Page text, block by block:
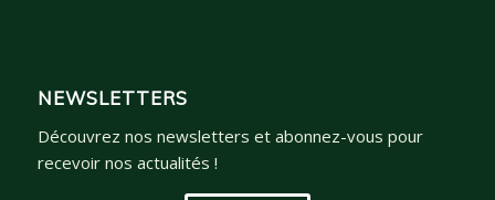
NEWSLETTERS
Découvrez nos newsletters et abonnez-vous pour
recevoir nos actualités !